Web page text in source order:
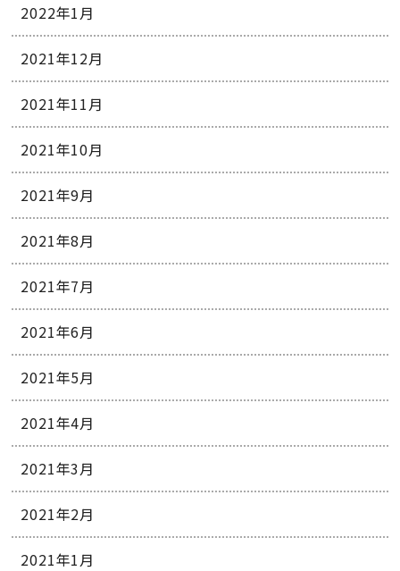
2022年1月
2021年12月
2021年11月
2021年10月
2021年9月
2021年8月
2021年7月
2021年6月
2021年5月
2021年4月
2021年3月
2021年2月
2021年1月